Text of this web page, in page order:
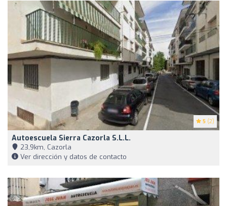
5 (2)
Autoescuela Sierra Cazorla S.L.L.
23,9km, Cazorla
Ver dirección y datos de contacto